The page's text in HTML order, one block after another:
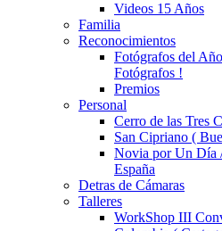
Videos 15 Años
Familia
Reconocimientos
Fotógrafos del
Fotógrafos !
Premios
Personal
Cerro de las Tres
San Cipriano (
Novia por Un Día
España
Detras de Cámaras
Talleres
WorkShop III